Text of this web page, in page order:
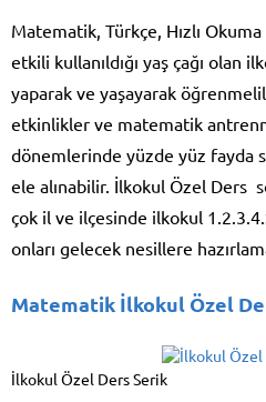
Matematik, Türkçe, Hızlı
etkili kullanıldığı yaş çağı olan
yaparak ve yaşayarak
etkinlikler ve matematik
dönemlerinde yüzde yüz fayda
ele alınabilir. İlkokul Özel Ders
çok il ve ilçesinde ilkokul
onları gelecek nesillere
Matematik İlkokul Özel
İlkokul Özel Ders Serik